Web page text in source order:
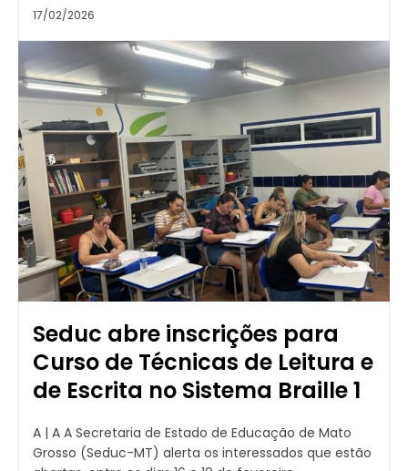
17/02/2026
Seduc abre inscrições para
Curso de Técnicas de Leitura e
de Escrita no Sistema Braille 1
A | A A Secretaria de Estado de Educação de Mato
Grosso (Seduc-MT) alerta os interessados que estão